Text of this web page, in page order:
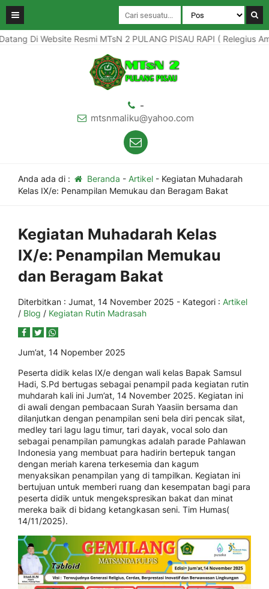
Di Website Resmi MTsN 2 PULANG PISAU RAPI ( Relegius
-
mtsnmaliku@yahoo.com
Anda ada di : Beranda - Artikel- Kegiatan Muhadarah
Kelas IX/e: Penampilan Memukau dan Beragam Bakat
Kegiatan Muhadarah Kelas
IX/e: Penampilan Memukau
dan Beragam Bakat
Diterbitkan : Jumat, 14 November 2025 - Kategori : Artikel
/ Blog / Kegiatan Rutin Madrasah
Jum’at, 14 Nopember 2025
Peserta didik kelas IX/e dengan wali kelas Bapak Samsul
Hadi, S.Pd bertugas sebagai penampil pada kegiatan rutin
muhdarah kali ini Jum’at, 14 November 2025. Kegiatan ini
di awali dengan pembacaan Surah Yaasiin bersama dan
dilanjutkan dengan penampilan seni bela diri pencak silat,
medley tari lagu lagu timur, tari dayak, vocal solo dan
sebagai penampilan pamungkas adalah parade Pahlawan
Indonesia yang membuat para hadirin bertepuk tangan
dengan meriah karena terkesemia dan kagum
menyaksikan penampilan yang di tampilkan. Kegiatan ini
bertujuan untuk memberi ruang dan kesempatan bagi para
peserta didik untuk mengekspresikan bakat dan minat
mereka baik di bidang ketangkasan seni. Tim Humas(
14/11/2025).